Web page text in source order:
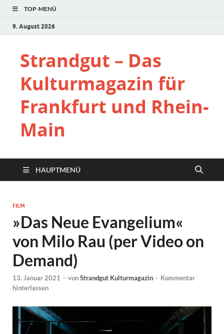
TOP-MENÜ
9. August 2026
Strandgut – Das
Kulturmagazin für
Frankfurt und Rhein-
Main
HAUPTMENÜ
FILM
»Das Neue Evangelium«
von Milo Rau (per Video on
Demand)
13. Januar 2021 - vonStrandgut Kulturmagazin - Kommentar
hinterlassen